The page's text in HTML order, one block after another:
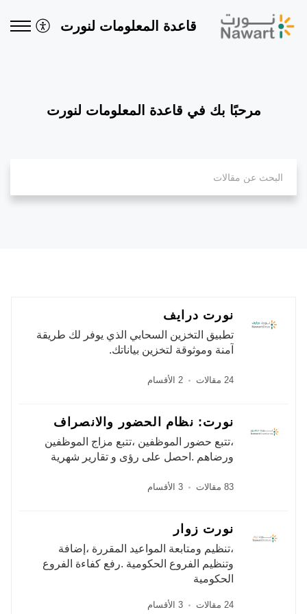
قاعدة المعلومات لنورت
مرحبًا بك في قاعدة المعلومات لنورت
نورت درايف
تطبيق التخزين السحابي الذي يوفر لك طريقة
آمنة وموثوقة لتخزين بياناتك.
24 مقالات 2 الأقسام
نورت: نظام الحضور والانصراف
،تتبع حضور الموظفين ،تتبع مزاج الموظفين
ورضاهم .احصل على رؤى و تقارير شهرية
83 مقالات 3 الأقسام
نورت زوار
،تنظيم ومتابعة المواعيد المقررة ،إضافة
وتنظيم الفروع الحكومية .رفع كفاءة الفروع
الحكومية
24 مقالات 3 الأقسام